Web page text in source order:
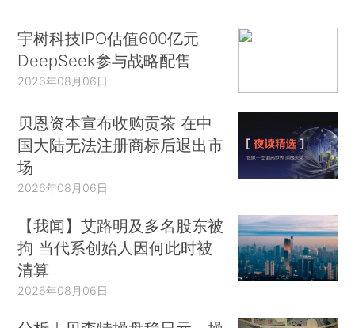
宇树科技IPO估值600亿元
DeepSeek参与战略配售
2026年08月06日
贝恩资本宣布收购贡茶 在中
国大陆无法注册商标后退出市
场
2026年08月06日
【我闻】艾路明及多名股东被
拘 当代系创始人因何此时被
清算
2026年08月06日